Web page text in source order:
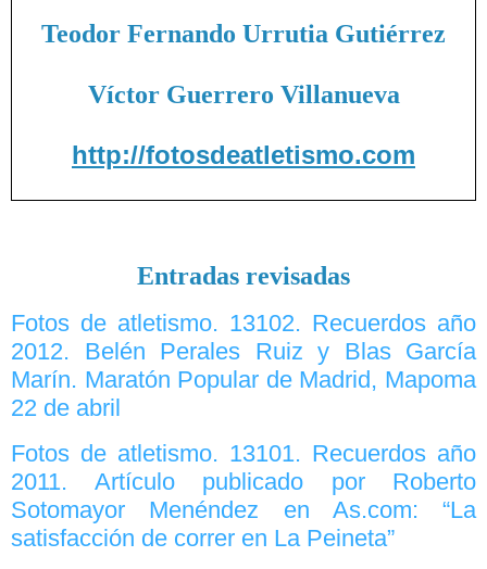
Teodor Fernando Urrutia Gutiérrez
Víctor Guerrero Villanueva
http://fotosdeatletismo.com
Entradas revisadas
Fotos de atletismo. 13102. Recuerdos año
2012. Belén Perales Ruiz y Blas García
Marín. Maratón Popular de Madrid, Mapoma
22 de abril
Fotos de atletismo. 13101. Recuerdos año
2011. Artículo publicado por Roberto
Sotomayor Menéndez en As.com: “La
satisfacción de correr en La Peineta”